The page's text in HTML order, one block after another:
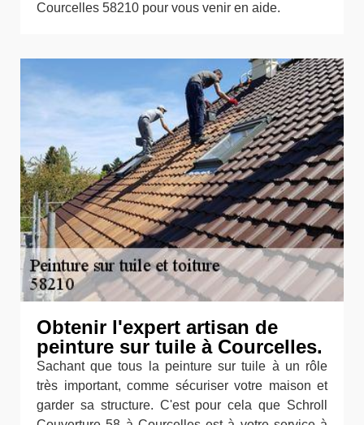
Courcelles 58210 pour vous venir en aide.
Obtenir l'expert artisan de
peinture sur tuile à Courcelles.
Sachant que tous la peinture sur tuile à un rôle
très important, comme sécuriser votre maison et
garder sa structure. C'est pour cela que Schroll